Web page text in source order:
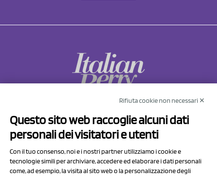
Via Prov.le Sassuolo Vignola 315/1
41057 Spilamberto (MO)
Rifiuta cookie non necessari ✕
Questo sito web raccoglie alcuni dati
personali dei visitatori e utenti
Con il tuo consenso, noi e i nostri partner utilizziamo i cookie e
tecnologie simili per archiviare, accedere ed elaborare i dati personali
come, ad esempio, la visita al sito web o la personalizzazione degli